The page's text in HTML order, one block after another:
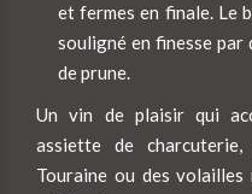
et fermes en finale. Le
souligné en finesse
de prune.
Un vin de plaisir qui
assiette de
Touraine ou des